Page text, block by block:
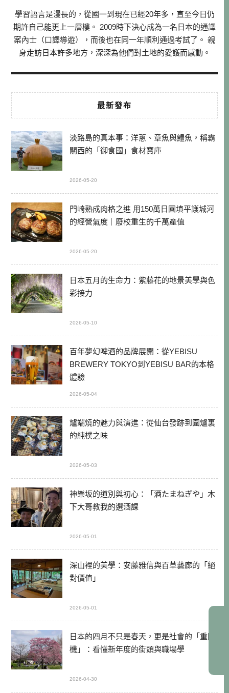
學習語言是漫長的，從國一到現在已經20年多，直至今日仍
期許自己能更上一層樓。 2009時下決心成為一名日本的通譯
案內士（口譯導遊），而後也在同一年順利通過考試了。 親
身走訪日本許多地方，深深為他們對土地的愛護而感動。
最新發布
淡路島的真本事：洋蔥、章魚與鱧魚，稱霸
關西的「御食國」食材寶庫
2026-05-20
門崎熟成肉格之進 用150萬日圓填平護城河
的經營氣度｜廢校重生的千萬產值
2026-05-20
日本五月的生命力：紫藤花的地景美學與色
彩接力
2026-05-10
百年夢幻啤酒的品牌展開：從YEBISU
BREWERY TOKYO到YEBISU BAR的本格
體驗
2026-05-04
爐端燒的魅力與演進：從仙台發跡到圍爐裏
的純樸之味
2026-05-03
神樂坂的道別與初心：「酒たまねぎや」木
下大哥教我的選酒課
2026-05-01
深山裡的美學：安藤雅信與百草藝廊的「絕
對價值」
2026-05-01
日本的四月不只是春天，更是社會的「重開
機」：看懂新年度的街頭與職場學
2026-04-30